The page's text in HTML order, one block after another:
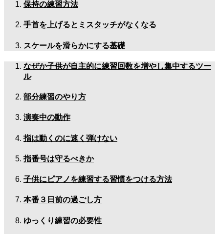
保持の練習方法
手首を上げるとミスタッチがなくなる
スケールを滑らかにする基礎
なぜか子供が自主的に練習回数を増やし集中するツー
ル
部分練習のやり方
演奏中の動作
指は動くのに速く弾けない
指番号は守るべきか
子供にピアノを練習する習慣をつける方法
本番３日前の過ごし方
ゆっくり練習の必要性